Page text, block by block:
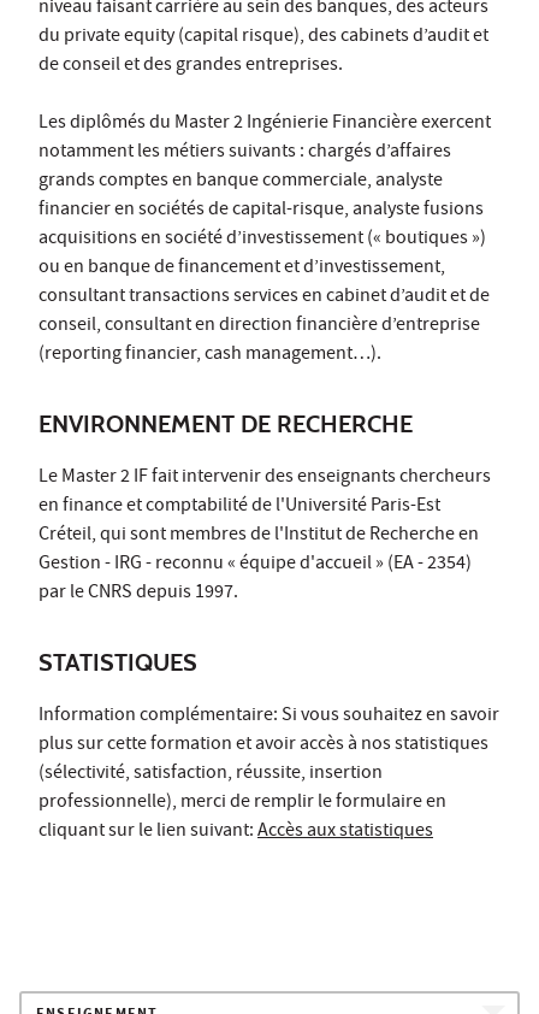
niveau faisant carrière au sein des banques, des acteurs
du private equity (capital risque), des cabinets d’audit et
de conseil et des grandes entreprises.
Les diplômés du Master 2 Ingénierie Financière exercent
notamment les métiers suivants : chargés d’affaires
grands comptes en banque commerciale, analyste
financier en sociétés de capital-risque, analyste fusions
acquisitions en société d’investissement (« boutiques »)
ou en banque de financement et d’investissement,
consultant transactions services en cabinet d’audit et de
conseil, consultant en direction financière d’entreprise
(reporting financier, cash management…).
ENVIRONNEMENT DE RECHERCHE
Le Master 2 IF fait intervenir des enseignants chercheurs
en finance et comptabilité de l'Université Paris-Est
Créteil, qui sont membres de l'Institut de Recherche en
Gestion - IRG - reconnu « équipe d'accueil » (EA - 2354)
par le CNRS depuis 1997.
STATISTIQUES
Information complémentaire: Si vous souhaitez en savoir
plus sur cette formation et avoir accès à nos statistiques
(sélectivité, satisfaction, réussite, insertion
professionnelle), merci de remplir le formulaire en
cliquant sur le lien suivant:Accès aux statistiques